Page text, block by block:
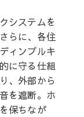
システムを
らに、各住
ィンプルキ
に守る仕組
、外部から
を遮断。ホ
保ちなが